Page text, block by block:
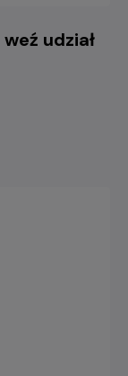
udział